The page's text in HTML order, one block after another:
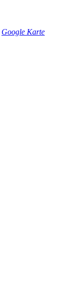
Google Karte